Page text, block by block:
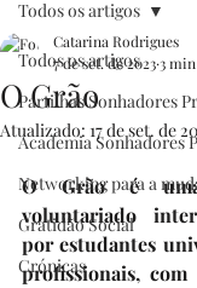
Todos os artigos
Partilhas Sonhadores
Academia Sonhadores
Networking para a
Gratidão Social
Crónicas
Todos os artigos
O Grão
Catarina Rodrigues
7 de set. de 20233
Atualizado: 17 de set. de
O Grão é
voluntariado
por estudantes
profissionais,